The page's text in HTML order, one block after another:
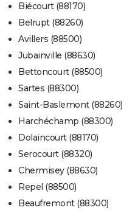
Biécourt (88170)
Belrupt (88260)
Avillers (88500)
Jubainville (88630)
Bettoncourt (88500)
Sartes (88300)
Saint-Baslemont (88260)
Harchéchamp (88300)
Dolaincourt (88170)
Serocourt (88320)
Chermisey (88630)
Repel (88500)
Beaufremont (88300)